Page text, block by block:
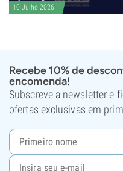
10 Julho 2026
Recebe 10% de
encomenda!
Subscreve a newsletter e
ofertas exclusivas em